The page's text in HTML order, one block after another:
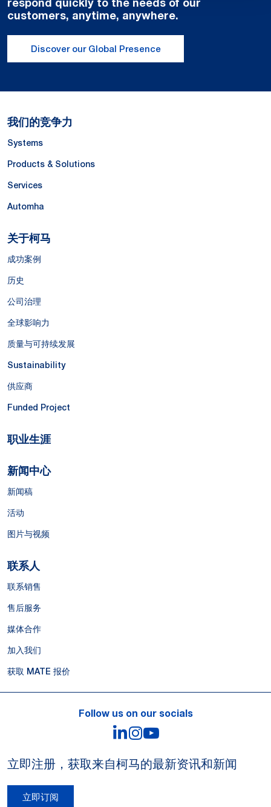
customers, anytime, anywhere.
Discover our Global Presence
我们的竞争力
Systems
Products & Solutions
Services
Automha
关于柯马
成功案例
历史
公司治理
全球影响力
质量与可持续发展
Sustainability
供应商
Funded Project
职业生涯
新闻中心
新闻稿
活动
图片与视频
联系人
联系销售
售后服务
媒体合作
加入我们
获取 MATE 报价
Follow us on our socials
LinkedIn
Instagram
立即注册，获取来自柯马的最新资讯和新闻
立即订阅